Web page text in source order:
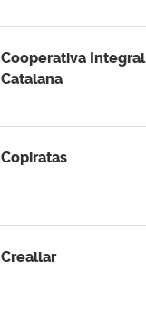
Cooperativa Integral
Catalana
Copiratas
Creallar